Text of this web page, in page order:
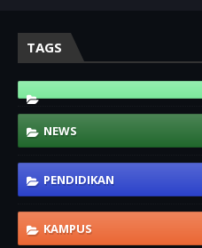
TAGS
NEWS
PENDIDIKAN
KAMPUS